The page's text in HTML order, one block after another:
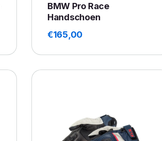
BMW Pro Race
Handschoen
€165,00